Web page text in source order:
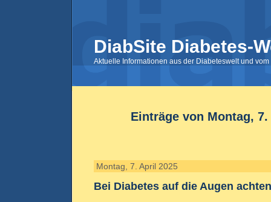
DiabSite Diabetes-
Aktuelle Informationen aus der Diabeteswelt und
Einträge von Montag,
Montag, 7. April 2025
Bei Diabetes auf die Augen achten